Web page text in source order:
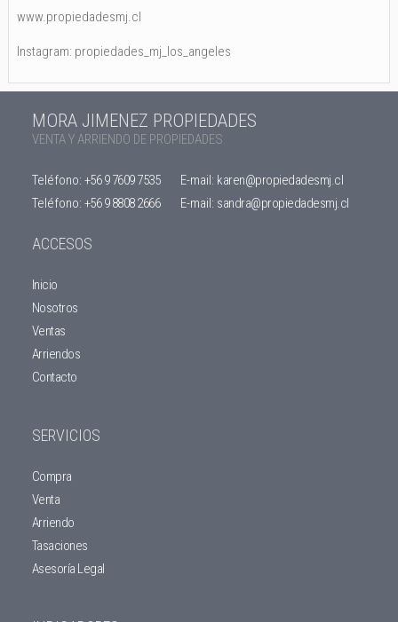
www.propiedadesmj.cl
Instagram: propiedades_mj_los_angeles
MORA JIMENEZ PROPIEDADES
VENTA Y ARRIENDO DE PROPIEDADES
Teléfono: +56 9 7609 7535 E-mail: karen@propiedadesmj.cl
Teléfono: +56 9 8808 2666 E-mail: sandra@propiedadesmj.cl
ACCESOS
Inicio
Nosotros
Ventas
Arriendos
Contacto
SERVICIOS
Compra
Venta
Arriendo
Tasaciones
Asesoría Legal